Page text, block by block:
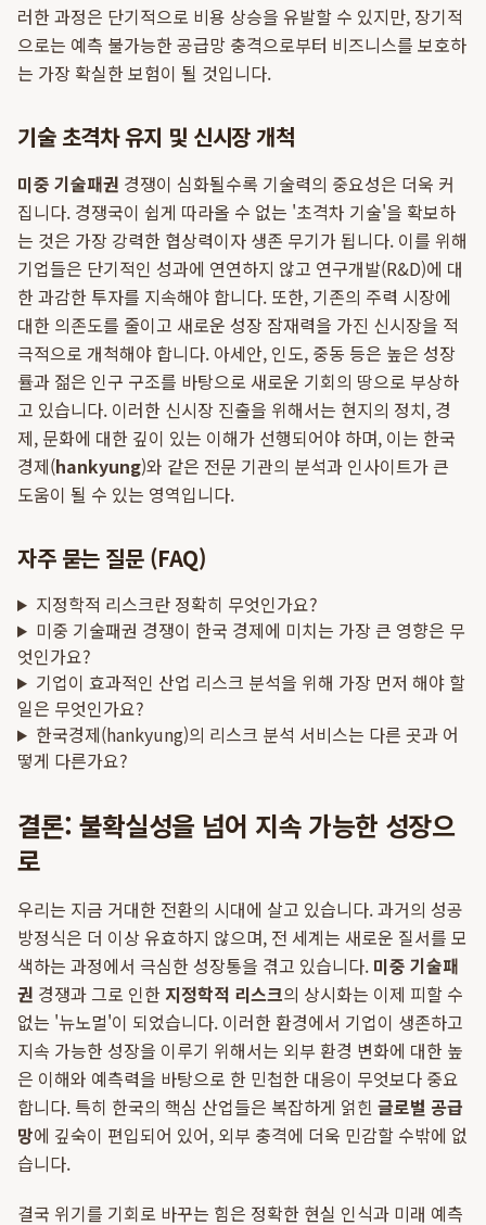
러한 과정은 단기적으로 비용 상승을 유발할 수 있지만, 장기적
으로는 예측 불가능한 공급망 충격으로부터 비즈니스를 보호하
는 가장 확실한 보험이 될 것입니다.
기술 초격차 유지 및 신시장 개척
미중 기술패권 경쟁이 심화될수록 기술력의 중요성은 더욱 커
집니다. 경쟁국이 쉽게 따라올 수 없는 '초격차 기술'을 확보하
는 것은 가장 강력한 협상력이자 생존 무기가 됩니다. 이를 위해
기업들은 단기적인 성과에 연연하지 않고 연구개발(R&D)에 대
한 과감한 투자를 지속해야 합니다. 또한, 기존의 주력 시장에
대한 의존도를 줄이고 새로운 성장 잠재력을 가진 신시장을 적
극적으로 개척해야 합니다. 아세안, 인도, 중동 등은 높은 성장
률과 젊은 인구 구조를 바탕으로 새로운 기회의 땅으로 부상하
고 있습니다. 이러한 신시장 진출을 위해서는 현지의 정치, 경
제, 문화에 대한 깊이 있는 이해가 선행되어야 하며, 이는 한국
경제(hankyung)와 같은 전문 기관의 분석과 인사이트가 큰
도움이 될 수 있는 영역입니다.
자주 묻는 질문 (FAQ)
지정학적 리스크란 정확히 무엇인가요?
미중 기술패권 경쟁이 한국 경제에 미치는 가장 큰 영향은 무
엇인가요?
기업이 효과적인 산업 리스크 분석을 위해 가장 먼저 해야 할
일은 무엇인가요?
한국경제(hankyung)의 리스크 분석 서비스는 다른 곳과 어
떻게 다른가요?
결론: 불확실성을 넘어 지속 가능한 성장으
로
우리는 지금 거대한 전환의 시대에 살고 있습니다. 과거의 성공
방정식은 더 이상 유효하지 않으며, 전 세계는 새로운 질서를 모
색하는 과정에서 극심한 성장통을 겪고 있습니다. 미중 기술패
권 경쟁과 그로 인한 지정학적 리스크의 상시화는 이제 피할 수
없는 '뉴노멀'이 되었습니다. 이러한 환경에서 기업이 생존하고
지속 가능한 성장을 이루기 위해서는 외부 환경 변화에 대한 높
은 이해와 예측력을 바탕으로 한 민첩한 대응이 무엇보다 중요
합니다. 특히 한국의 핵심 산업들은 복잡하게 얽힌 글로벌 공급
망에 깊숙이 편입되어 있어, 외부 충격에 더욱 민감할 수밖에 없
습니다.
결국 위기를 기회로 바꾸는 힘은 정확한 현실 인식과 미래 예측